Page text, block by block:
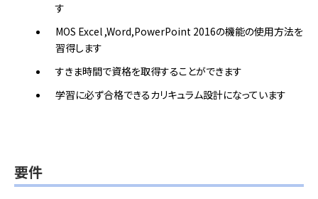
す
MOS Excel ,Word,PowerPoint 2016の機能の使用方法を
習得します
すきま時間で資格を取得することができます
学習に必ず合格できるカリキュラム設計になっています
要件